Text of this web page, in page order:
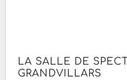
LA SALLE DE
GRANDVILLARS